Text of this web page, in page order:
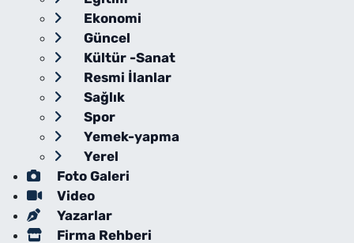
Ekonomi
Güncel
Kültür -Sanat
Resmi İlanlar
Sağlık
Spor
Yemek-yapma
Yerel
Foto Galeri
Video
Yazarlar
Firma Rehberi